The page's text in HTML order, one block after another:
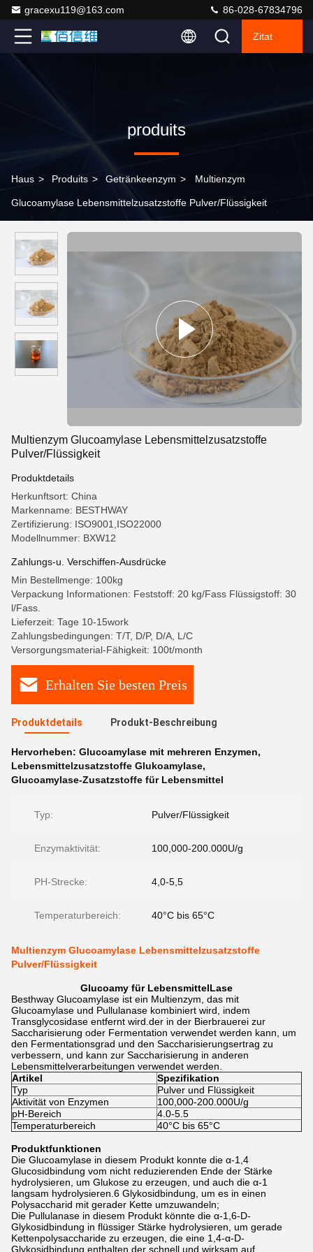
gracexu119@163.com 86-028-67834796
Zitat
produits
Haus > Produits > Getränkeenzym > Multienzym
Glucoamylase Lebensmittelzusatzstoffe Pulver/Flüssigkeit
Multienzym Glucoamylase Lebensmittelzusatzstoffe
Pulver/Flüssigkeit
Produktdetails
Herkunftsort: China
Markenname: BESTHWAY
Zertifizierung: ISO9001,ISO22000
Modellnummer: BXW12
Zahlungs-u. Verschiffen-Ausdrücke
Min Bestellmenge: 100kg
Verpackung Informationen: Feststoff: 20 kg/Fass Flüssigstoff: 30
l/Fass.
Lieferzeit: Tage 10-15work
Zahlungsbedingungen: T/T, D/P, D/A, L/C
Versorgungsmaterial-Fähigkeit: 100t/month
Erhalten Sie besten Preis
Produktdetails Produkt-Beschreibung
Hervorheben: Glucoamylase mit mehreren Enzymen,
Lebensmittelzusatzstoffe Glukoamylase,
Glucoamylase-Zusatzstoffe für Lebensmittel
Typ: Pulver/Flüssigkeit
Enzymaktivität: 100,000-200.000U/g
PH-Strecke: 4,0-5,5
Temperaturbereich: 40°C bis 65°C
Multienzym Glucoamylase Lebensmittelzusatzstoffe
Pulver/Flüssigkeit
Glucoamy für LebensmittelLase
Besthway Glucoamylase ist ein Multienzym, das mit
Glucoamylase und Pullulanase kombiniert wird, indem
Transglycosidase entfernt wird.der in der Bierbrauerei zur
Saccharisierung oder Fermentation verwendet werden kann, um
den Fermentationsgrad und den Saccharisierungsertrag zu
verbessern, und kann zur Saccharisierung in anderen
Lebensmittelverarbeitungen verwendet werden.
Artikel
Spezifikation
Typ
Pulver und Flüssigkeit
Aktivität von Enzymen
100,000-200.000U/g
pH-Bereich
4.0-5.5
Temperaturbereich
40°C bis 65°C
Produktfunktionen
Die Glucoamylase in diesem Produkt konnte die α-1,4
Glucosidbindung vom nicht reduzierenden Ende der Stärke
hydrolysieren, um Glukose zu erzeugen, und auch die α-1
langsam hydrolysieren.6 Glykosidbindung, um es in einen
Polysaccharid mit gerader Kette umzuwandeln;
Die Pullulanase in diesem Produkt könnte die α-1,6-D-
Glykosidbindung in flüssiger Stärke hydrolysieren, um gerade
Kettenpolysaccharide zu erzeugen, die eine 1,4-α-D-
Glykosidbindung enthalten,der schnell und wirksam auf